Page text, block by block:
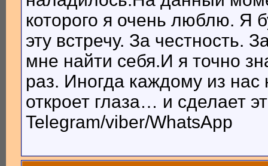
которого я очень люблю. Я
эту встречу. За честность.
мне найти себя.И я точно
раз. Иногда каждому из нас
откроет глаза… и сделает
Telegram/viber/WhatsApp